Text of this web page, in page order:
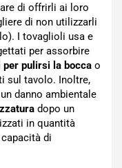
di offrirli ai loro
di non utilizzarli
I tovaglioli usa e
per assorbire
per pulirsi la bocca o
sul tavolo. Inoltre,
danno ambientale
dopo un
in quantità
di